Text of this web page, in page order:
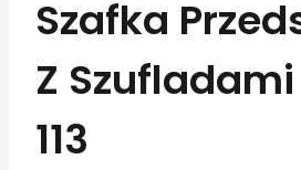
Szafka
Z
113